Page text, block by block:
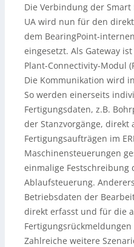
Die Verbindung der
UA wird nun für den
dem BearingPoint-
eingesetzt. Als Gateway
Plant-Connectivity-Modul
Die Kommunikation wird
So werden einerseits
Fertigungsdaten, z.B.
der Stanzvorgänge, direkt
Fertigungsaufträgen im
Maschinensteuerungen
einmalige Festschreibung
Ablaufsteuerung.
Betriebsdaten der
direkt erfasst und für die
Fertigungsrückmeldungen
Zahlreiche weitere